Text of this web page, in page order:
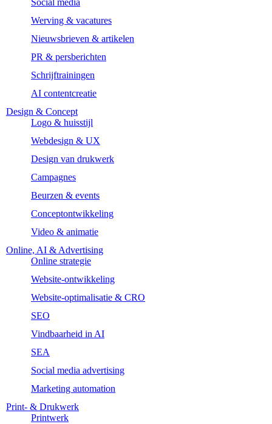
Social media
Werving & vacatures
Nieuwsbrieven & artikelen
PR & persberichten
Schrijftrainingen
AI contentcreatie
Design & Concept
Logo & huisstijl
Webdesign & UX
Design van drukwerk
Campagnes
Beurzen & events
Conceptontwikkeling
Video & animatie
Online, AI & Advertising
Online strategie
Website-ontwikkeling
Website-optimalisatie & CRO
SEO
Vindbaarheid in AI
SEA
Social media advertising
Marketing automation
Print- & Drukwerk
Printwerk